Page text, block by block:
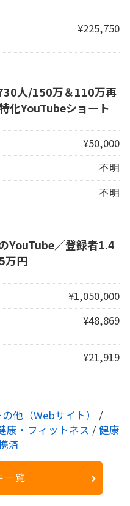
¥225,750
人/150万＆110万再
化YouTubeショート
¥50,000
不明
不明
YouTube／登録者1.4
万円
¥1,050,000
¥48,869
¥21,919
他（Webサイト） /
康・フィットネス / 健康
済
一覧